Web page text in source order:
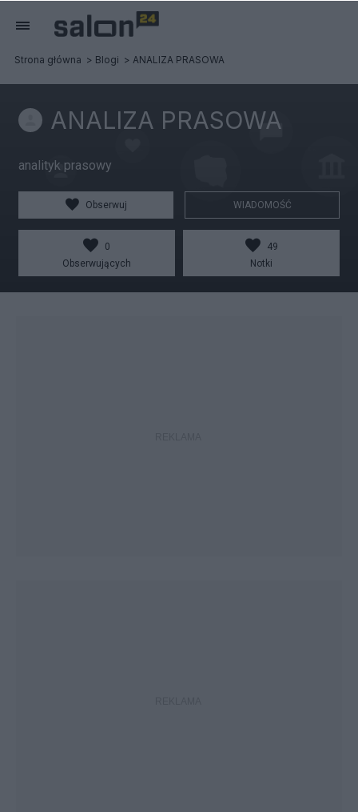
Strona główna Blogi ANALIZA PRASOWA
ANALIZA PRASOWA
analityk prasowy
Obserwuj WIADOMOŚĆ
0
Obserwujących
49
Notki